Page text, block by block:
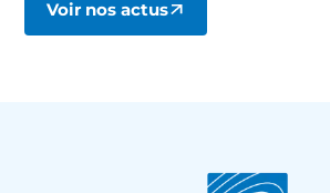
Voir nos actus